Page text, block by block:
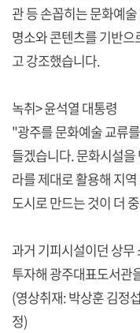
관 등 손꼽히는 문화예
명소와 콘텐츠를 기반
고 강조했습니다.
녹취> 윤석열 대통령
"광주를 문화예술 교류
들겠습니다. 문화시설
라를 제대로 활용해 지
도시로 만드는 것이 더
과거 기피시설이던 상무
투자해 광주대표도서관
(영상취재: 박상훈 김정
정)